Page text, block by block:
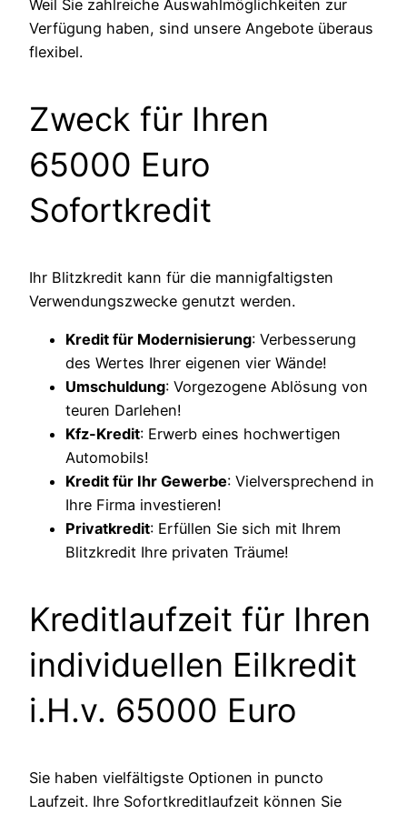
Weil Sie zahlreiche Auswahlmöglichkeiten zur
Verfügung haben, sind unsere Angebote überaus
flexibel.
Zweck für Ihren
65000 Euro
Sofortkredit
Ihr Blitzkredit kann für die mannigfaltigsten
Verwendungszwecke genutzt werden.
Kredit für Modernisierung: Verbesserung
des Wertes Ihrer eigenen vier Wände!
Umschuldung: Vorgezogene Ablösung von
teuren Darlehen!
Kfz-Kredit: Erwerb eines hochwertigen
Automobils!
Kredit für Ihr Gewerbe: Vielversprechend in
Ihre Firma investieren!
Privatkredit: Erfüllen Sie sich mit Ihrem
Blitzkredit Ihre privaten Träume!
Kreditlaufzeit für Ihren
individuellen Eilkredit
i.H.v. 65000 Euro
Sie haben vielfältigste Optionen in puncto
Laufzeit. Ihre Sofortkreditlaufzeit können Sie